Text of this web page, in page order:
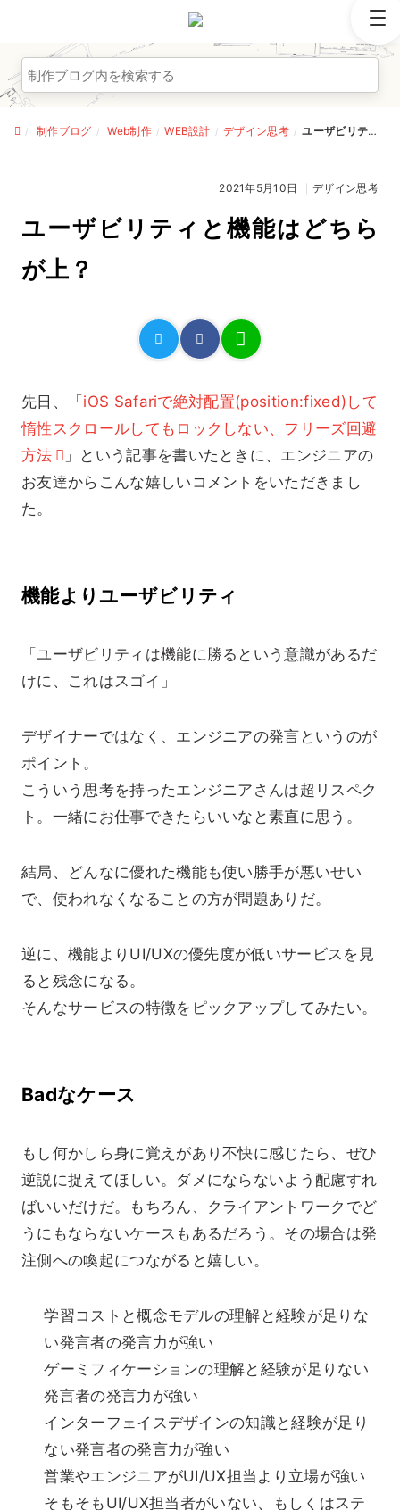
制作ブログ
事業のこと
制作ブログ Web制作 WEB設計 デザイン思考 ユーザビリティと機能はどちらが上？
2021年5月10日 デザイン思考
ユーザビリティと機能はどちら
が上？
先日、「 iOS Safariで絶対配置(position:fixed)して
惰性スクロールしてもロックしない、フリーズ回避
方法
」という記事を書いたときに、エンジニアの
お友達からこんな嬉しいコメントをいただきまし
た。
機能よりユーザビリティ
「ユーザビリティは機能に勝るという意識があるだ
けに、これはスゴイ」
デザイナーではなく、エンジニアの発言というのが
ポイント。
こういう思考を持ったエンジニアさんは超リスペク
ト。一緒にお仕事できたらいいなと素直に思う。
結局、どんなに優れた機能も使い勝手が悪いせい
で、使われなくなることの方が問題ありだ。
逆に、機能よりUI/UXの優先度が低いサービスを見
ると残念になる。
そんなサービスの特徴をピックアップしてみたい。
Badなケース
もし何かしら身に覚えがあり不快に感じたら、ぜひ
逆説に捉えてほしい。ダメにならないよう配慮すれ
ばいいだけだ。もちろん、クライアントワークでど
うにもならないケースもあるだろう。その場合は発
注側への喚起につながると嬉しい。
学習コストと概念モデルの理解と経験が足りな
い発言者の発言力が強い
ゲーミフィケーションの理解と経験が足りない
発言者の発言力が強い
インターフェイスデザインの知識と経験が足り
ない発言者の発言力が強い
営業やエンジニアがUI/UX担当より立場が強い
そもそもUI/UX担当者がいない、もしくはステ